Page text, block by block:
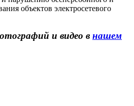
объектов электросетевого
и видео в нашем